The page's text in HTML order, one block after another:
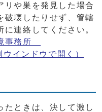
や巣を発見した場合
破壊したりせず、管轄
連絡してください。
事務所
ウインドウで開く）
ときは、決して激し